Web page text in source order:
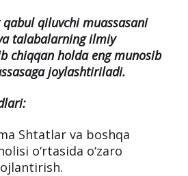
qiluvchi muassasani
talabalarning ilmiy
chiqqan holda eng munosib
joylashtiriladi.
Shtatlar va boshqa
o‘rtasida o‘zaro